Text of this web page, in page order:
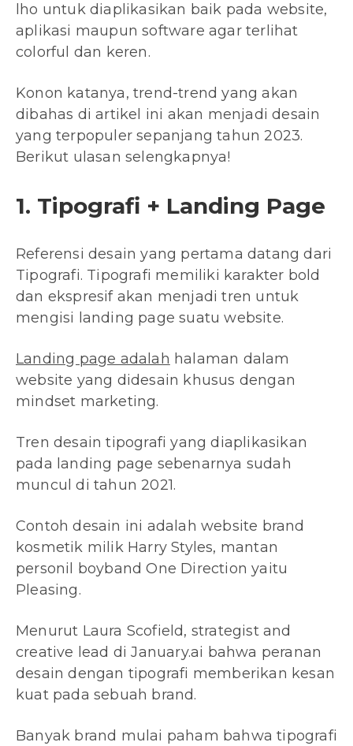
lho untuk diaplikasikan baik pada website,
aplikasi maupun software agar terlihat
colorful dan keren.
Konon katanya, trend-trend yang akan
dibahas di artikel ini akan menjadi desain
yang terpopuler sepanjang tahun 2023.
Berikut ulasan selengkapnya!
1. Tipografi + Landing Page
Referensi desain yang pertama datang dari
Tipografi. Tipografi memiliki karakter bold
dan ekspresif akan menjadi tren untuk
mengisi landing page suatu website.
Landing page adalah halaman dalam
website yang didesain khusus dengan
mindset marketing.
Tren desain tipografi yang diaplikasikan
pada landing page sebenarnya sudah
muncul di tahun 2021.
Contoh desain ini adalah website brand
kosmetik milik Harry Styles, mantan
personil boyband One Direction yaitu
Pleasing.
Menurut Laura Scofield, strategist and
creative lead di January.ai bahwa peranan
desain dengan tipografi memberikan kesan
kuat pada sebuah brand.
Banyak brand mulai paham bahwa tipografi